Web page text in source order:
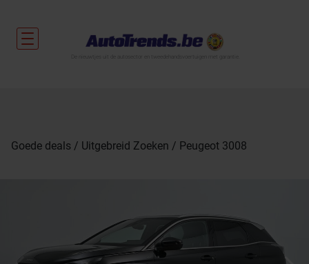
Goede deals Uitgebreid Zoeken Peugeot 3008